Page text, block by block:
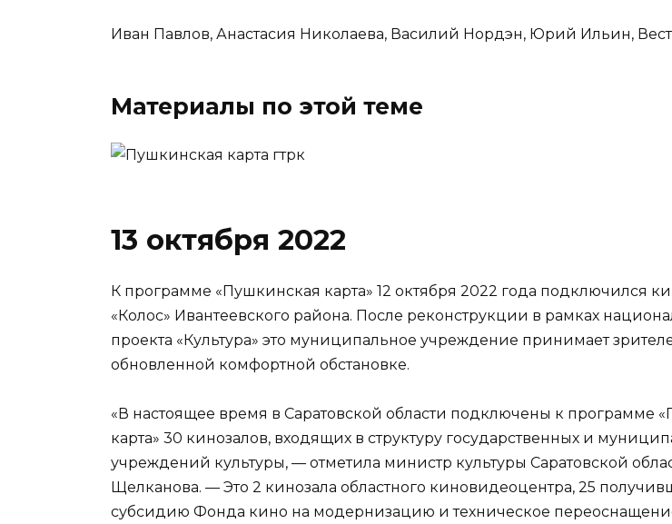
Иван Павлов, Анастасия Николаева, Василий Нордэн, Юрий Ильин,
Материалы по этой теме
13 октября 2022
К программе «Пушкинская карта» 12 октября 2022 года подключился
«Колос» Ивантеевского района. После реконструкции в рамках
проекта «Культура» это муниципальное учреждение принимает
обновленной комфортной обстановке.
«В настоящее время в Саратовской области подключены к программе
карта» 30 кинозалов, входящих в структуру государственных и
учреждений культуры, — отметила министр культуры Саратовской
Щелканова. — Это 2 кинозала областного киновидеоцентра, 25
субсидию Фонда кино на модернизацию и техническое